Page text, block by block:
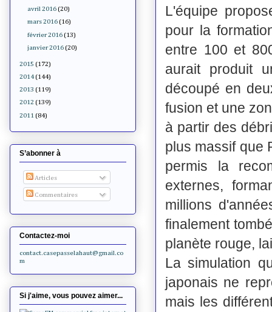
L'équipe
pour la
entre 100 et
aurait produit
découpé en
fusion et une
à partir des
plus massif que
permis la
externes,
millions
finalement
planète rouge,
La simulation
japonais ne
mais les
avril 2016 (20)
mars 2016 (16)
février 2016 (13)
janvier 2016 (20)
2015 (172)
2014 (144)
2013 (119)
2012 (139)
2011 (84)
S’abonner à
Articles
Commentaires
Contactez-moi
contact.casepasselahaut@gmail.co
m
Si j'aime, vous pouvez aimer...